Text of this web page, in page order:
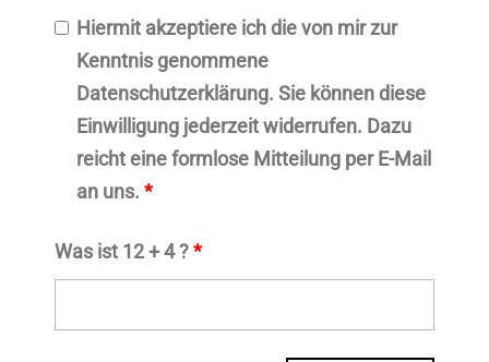
Hiermit akzeptiere ich die von mir zur
Kenntnis genommene
Datenschutzerklärung. Sie können diese
Einwilligung jederzeit widerrufen. Dazu
reicht eine formlose Mitteilung per E-Mail
an uns. *
Was ist 12 + 4 ?*